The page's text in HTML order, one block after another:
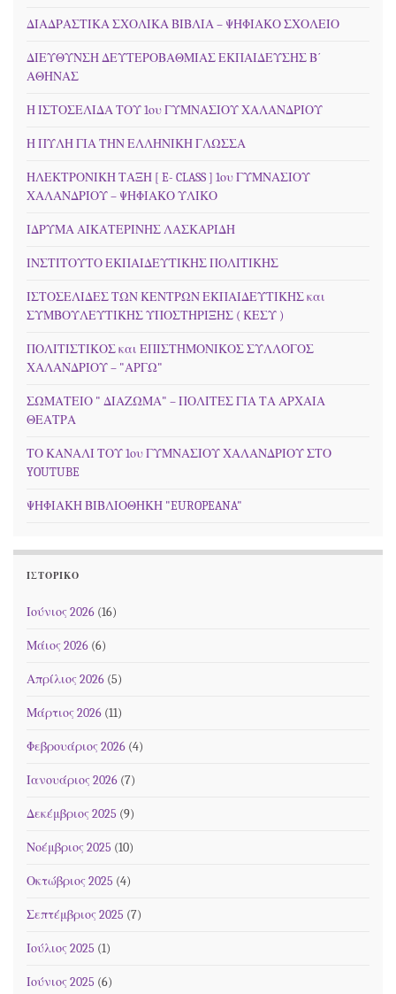
ΔΙΑΔΡΑΣΤΙΚΑ ΣΧΟΛΙΚΑ ΒΙΒΛΙΑ – ΨΗΦΙΑΚΟ ΣΧΟΛΕΙΟ
ΔΙΕΥΘΥΝΣΗ ΔΕΥΤΕΡΟΒΑΘΜΙΑΣ ΕΚΠΑΙΔΕΥΣΗΣ Β΄
ΑΘΗΝΑΣ
Η ΙΣΤΟΣΕΛΙΔΑ ΤΟΥ 1ου ΓΥΜΝΑΣΙΟΥ ΧΑΛΑΝΔΡΙΟΥ
Η ΠΥΛΗ ΓΙΑ ΤΗΝ ΕΛΛΗΝΙΚΗ ΓΛΩΣΣΑ
ΗΛΕΚΤΡΟΝΙΚΗ ΤΑΞΗ [ E- CLASS ] 1ου ΓΥΜΝΑΣΙΟΥ
ΧΑΛΑΝΔΡΙΟΥ – ΨΗΦΙΑΚΟ ΥΛΙΚΟ
ΙΔΡΥΜΑ ΑΙΚΑΤΕΡΙΝΗΣ ΛΑΣΚΑΡΙΔΗ
ΙΝΣΤΙΤΟΥΤΟ ΕΚΠΑΙΔΕΥΤΙΚΗΣ ΠΟΛΙΤΙΚΗΣ
ΙΣΤΟΣΕΛΙΔΕΣ ΤΩΝ ΚΕΝΤΡΩΝ ΕΚΠΑΙΔΕΥΤΙΚΗΣ και
ΣΥΜΒΟΥΛΕΥΤΙΚΗΣ ΥΠΟΣΤΗΡΙΞΗΣ ( ΚΕΣΥ )
ΠΟΛΙΤΙΣΤΙΚΟΣ και ΕΠΙΣΤΗΜΟΝΙΚΟΣ ΣΥΛΛΟΓΟΣ
ΧΑΛΑΝΔΡΙΟΥ – "ΑΡΓΩ"
ΣΩΜΑΤΕΙΟ " ΔΙΑΖΩΜΑ" – ΠΟΛΙΤΕΣ ΓΙΑ ΤΑ ΑΡΧΑΙΑ
ΘΕΑΤΡΑ
ΤΟ ΚΑΝΑΛΙ ΤΟΥ 1ου ΓΥΜΝΑΣΙΟΥ ΧΑΛΑΝΔΡΙΟΥ ΣΤΟ
YOUTUBE
ΨΗΦΙΑΚΗ ΒΙΒΛΙΟΘΗΚΗ "EUROPEANA"
ΙΣΤΟΡΙΚΌ
Ιούνιος 2026 (16)
Μάιος 2026 (6)
Απρίλιος 2026 (5)
Μάρτιος 2026 (11)
Φεβρουάριος 2026 (4)
Ιανουάριος 2026 (7)
Δεκέμβριος 2025 (9)
Νοέμβριος 2025 (10)
Οκτώβριος 2025 (4)
Σεπτέμβριος 2025 (7)
Ιούλιος 2025 (1)
Ιούνιος 2025 (6)